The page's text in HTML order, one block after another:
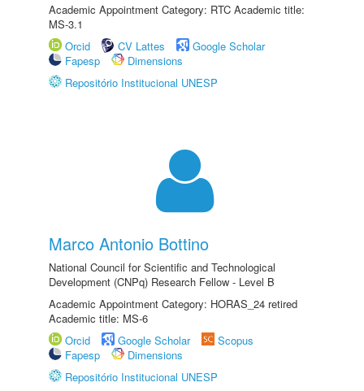
Academic Appointment Category: RTC Academic title:
MS-3.1
Orcid
CV Lattes
Google Scholar
Fapesp
Dimensions
Repositório Institucional UNESP
Marco Antonio Bottino
National Council for Scientific and Technological
Development (CNPq) Research Fellow - Level B
Academic Appointment Category: HORAS_24 retired
Academic title: MS-6
Orcid
Google Scholar
Scopus
Fapesp
Dimensions
Repositório Institucional UNESP